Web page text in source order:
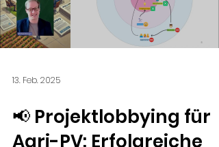
Load video
13. Feb. 2025